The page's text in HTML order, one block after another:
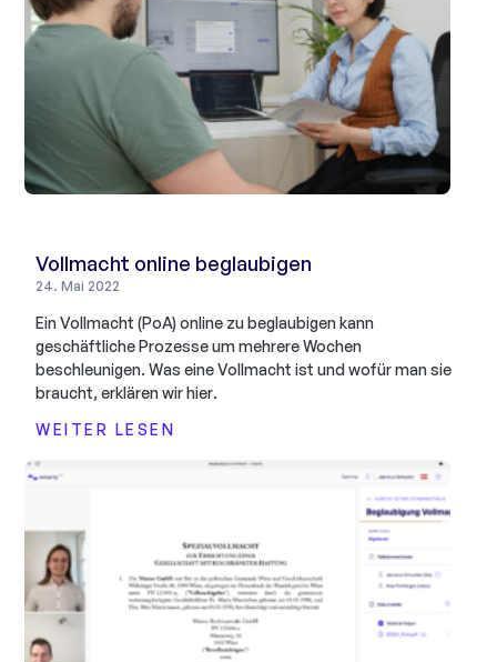
Vollmacht online beglaubigen
24. Mai 2022
Ein Vollmacht (PoA) online zu beglaubigen kann
geschäftliche Prozesse um mehrere Wochen
beschleunigen. Was eine Vollmacht ist und wofür man sie
braucht, erklären wir hier.
WEITER LESEN